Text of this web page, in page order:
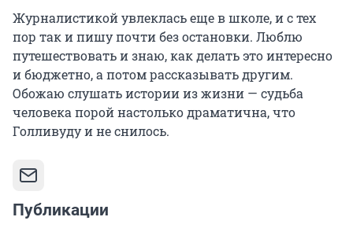
Журналистикой увлеклась еще в школе, и с тех
пор так и пишу почти без остановки. Люблю
путешествовать и знаю, как делать это интересно
и бюджетно, а потом рассказывать другим.
Обожаю слушать истории из жизни — судьба
человека порой настолько драматична, что
Голливуду и не снилось.
Публикации